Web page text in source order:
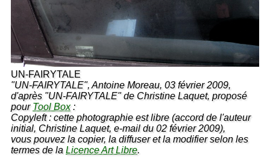
UN-FAIRYTALE
"UN-FAIRYTALE", Antoine Moreau, 03 février 2009,
d'après "UN-FAIRYTALE" de Christine Laquet, proposé
pour Tool Box:
Copyleft : cette photographie est libre (accord de l'auteur
initial, Christine Laquet, e-mail du 02 février 2009),
vous pouvez la copier, la diffuser et la modifier selon les
termes de laLicence Art Libre.